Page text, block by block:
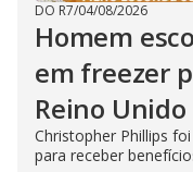
DO R7/04/08/2026
Homem
em freezer
Reino Unido
Christopher Phillips
para receber